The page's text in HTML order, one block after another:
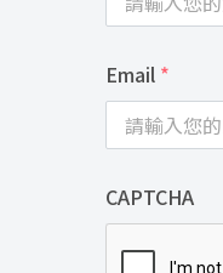
Email *
CAPTCHA